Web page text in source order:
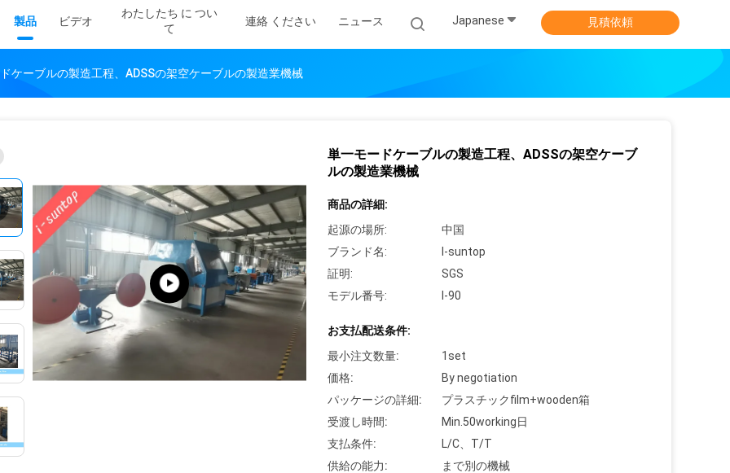
製品 ビデオ
わたしたち に つい
て
連絡 ください ニュース Japanese 見積依頼
ケーブルの製造工程、ADSSの架空ケーブルの製造業機械
単一モードケーブルの製造工程、ADSSの架空ケーブ
ルの製造業機械
商品の詳細:
起源の場所:
中国
ブランド名:
I-suntop
証明:
SGS
モデル番号:
I-90
お支払配送条件:
最小注文数量:
1set
価格:
By negotiation
パッケージの詳細:
プラスチックfilm+wooden箱
受渡し時間:
Min.50working日
支払条件:
L/C、T/T
供給の能力:
まで別の機械